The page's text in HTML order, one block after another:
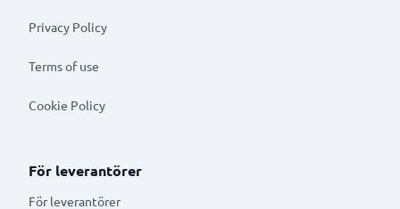
Privacy Policy
Terms of use
Cookie Policy
För leverantörer
För leverantörer